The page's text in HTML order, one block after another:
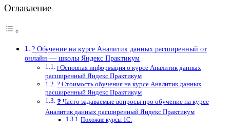
Оглавление
? Обучение на курсе Аналитик данных расширенный от
онлайн — школы Яндекс Практикум
ℹ️ Основная информация о курсе Аналитик данных
расширенный Яндекс Практикум
? Стоимость обучения на курсе Аналитик данных
расширенный Яндекс Практикум
❓ Часто задаваемые вопросы про обучение на курсе
Аналитик данных расширенный Яндекс Практикум
Похожие курсы 1С: